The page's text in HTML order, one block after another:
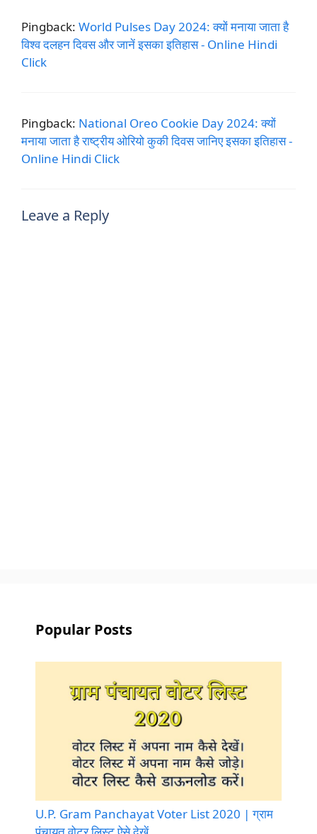
Pingback: World Pulses Day 2024: क्यों मनाया जाता है
विश्व दलहन दिवस और जानें इसका इतिहास - Online Hindi
Click
Pingback: National Oreo Cookie Day 2024: क्यों
मनाया जाता है राष्ट्रीय ओरियो कुकी दिवस जानिए इसका इतिहास -
Online Hindi Click
Leave a Reply
Popular Posts
U.P. Gram Panchayat Voter List 2020 | ग्राम